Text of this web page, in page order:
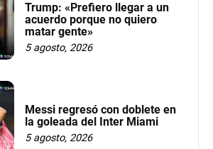
Trump: «Prefiero llegar a un
acuerdo porque no quiero
matar gente»
5 agosto, 2026
Messi regresó con doblete en
la goleada del Inter Miami
5 agosto, 2026